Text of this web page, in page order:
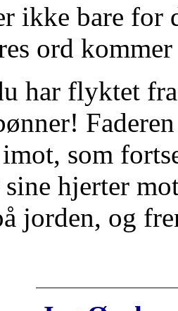
ikke bare for
ord
har flyktet
som
hjerter
jorden, og